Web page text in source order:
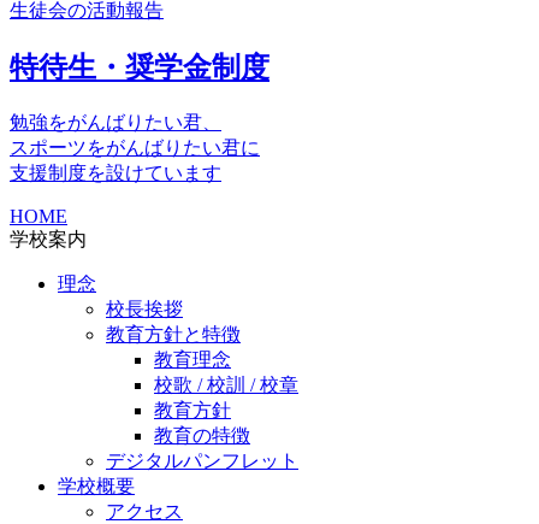
生徒会の活動報告
特待生・奨学金制度
勉強をがんばりたい君、
スポーツをがんばりたい君に
支援制度を設けています
HOME
学校案内
理念
校長挨拶
教育方針と特徴
教育理念
校歌 / 校訓 / 校章
教育方針
教育の特徴
デジタルパンフレット
学校概要
アクセス